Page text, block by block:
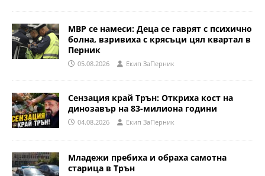
МВР се намеси: Деца се гаврят с психично
болна, взривиха с крясъци цял квартал в
Перник
05.08.2026 Eкип ЗаПерник
Сензация край Трън: Откриха кост на
динозавър на 83-милиона години
04.08.2026 Eкип ЗаПерник
Младежи пребиха и обраха самотна
старица в Трън